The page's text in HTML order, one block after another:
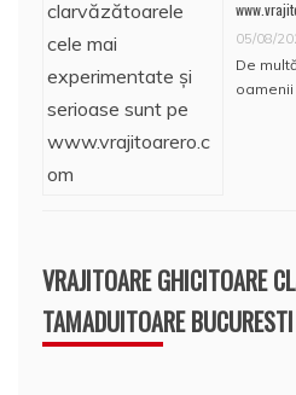
05/08/
De
oamenii
VRAJITOARE GHICITOARE
TAMADUITOARE BUCURESTI